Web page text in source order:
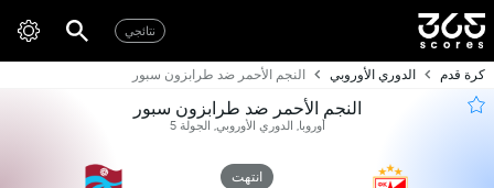
نتائجي
كرة قدم الدوري الأوروبي النجم الأحمر ضد طرابزون سبور
النجم الأحمر ضد طرابزون سبور
أوروبا, الدوري الأوروبي, الجولة 5
انتهت